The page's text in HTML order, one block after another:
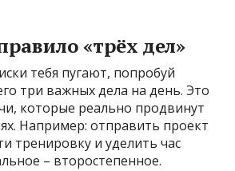
«трёх дел»
тебя пугают, попробуй
три важных дела на день. Это
которые реально продвинут
Например: отправить проект
тренировку и уделить час
– второстепенное.